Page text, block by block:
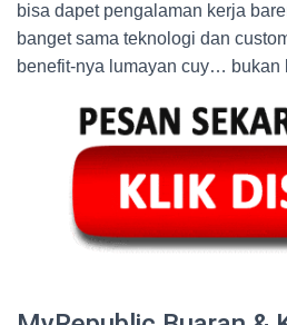
bisa dapet pengalaman kerja
banget sama teknologi dan
benefit-nya lumayan cuy… bukan